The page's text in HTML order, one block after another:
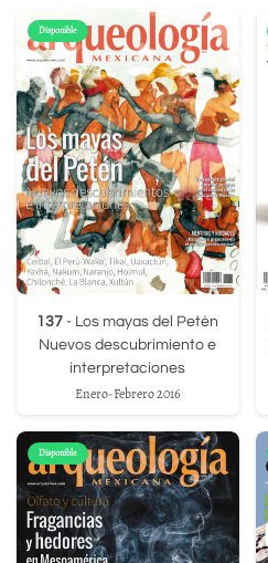
Disponible
137 - Los mayas del Petén
Nuevos descubrimiento e
interpretaciones
Enero-Febrero 2016
Disponible